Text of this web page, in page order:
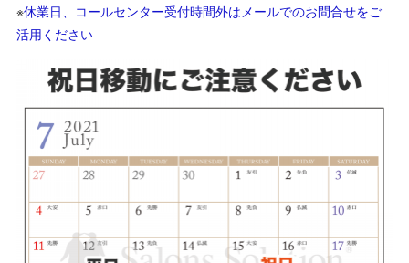
※休業日、コールセンター受付時間外はメールでのお問合せをご
活用ください